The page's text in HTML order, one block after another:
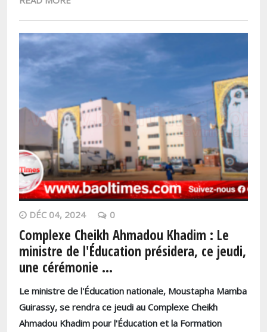
DÉC 04, 2024 0
Complexe Cheikh Ahmadou Khadim : Le
ministre de l'Éducation présidera, ce jeudi,
une cérémonie ...
Le ministre de l'Éducation nationale, Moustapha Mamba
Guirassy, se rendra ce jeudi au Complexe Cheikh
Ahmadou Khadim pour l'Éducation et la Formation